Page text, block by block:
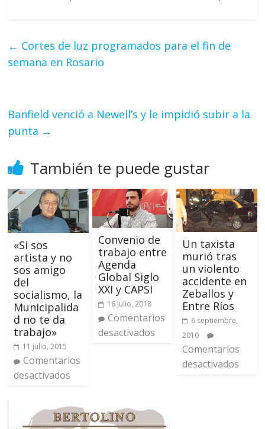
← Cortes de luz programados para el fin de
semana en Rosario
Banfield venció a Newell’s y le impidió subir a la
punta →
También te puede gustar
«Si sos
artista y no
sos amigo
del
socialismo, la
Municipalida
d no te da
trabajo»
11 julio, 2015
Comentarios
desactivados
Convenio de
trabajo entre
Agenda
Global Siglo
XXI y CAPSI
16 julio, 2018
Comentarios
desactivados
Un taxista
murió tras
un violento
accidente en
Zeballos y
Entre Ríos
6 septiembre,
2010
Comentarios
desactivados